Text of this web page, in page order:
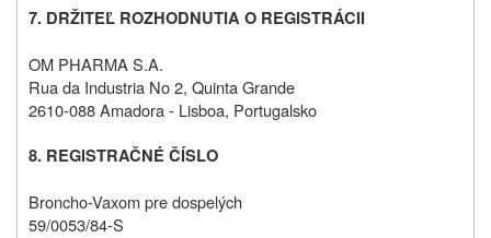
7. DRŽITEĽ ROZHODNUTIA O REGISTRÁCII
OM PHARMA S.A.
Rua da Industria No 2, Quinta Grande
2610-088 Amadora - Lisboa, Portugalsko
8. REGISTRAČNÉ ČÍSLO
Broncho-Vaxom pre dospelých
59/0053/84-S